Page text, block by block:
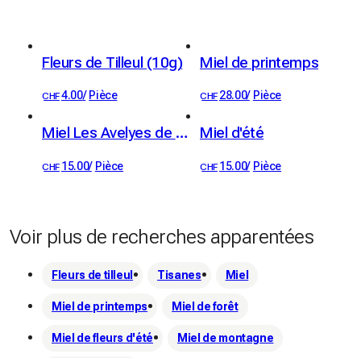
Courtaman.
dans notre laboratoire à l'aide d'ingrédients naturels de
qualité supérieure, de cire d'abeille et du miel issu de notre
Fleurs de Tilleul (10g)
CHF4.00/ Pièce
Miel de printemps
CHF 28.00/ Pièce
Miel Les Avelyes de Fermens
CHF 15.00/ Pièce
Miel d'été
CHF 15.00/ Pièce
Voir plus de recherches apparentées
Fleurs de tilleul Tisanes Miel
Miel de printemps Miel de forêt
Miel de fleurs d'été Miel de montagne